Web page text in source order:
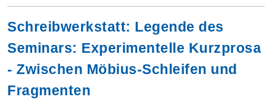
Schreibwerkstatt: Legende des
Seminars: Experimentelle Kurzprosa
- Zwischen Möbius-Schleifen und
Fragmenten